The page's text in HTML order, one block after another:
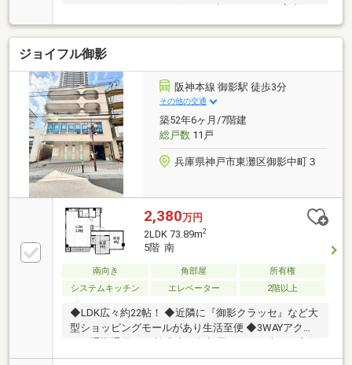
フォーム完成後のお引渡！（令和8年9月完成予定）・
キッチン・バスルーム・トイレ・洗面台・給湯器・ク
ロス・フローリング・建具など新調！■LDKに床暖房新
設！■71㎡／3LDK。各居室収納スペースあり。■LDK
はゆったり16帖超え。開口部が多く、日当・通風良
好！＜その他周辺環境＞・市立住吉小学校…徒歩12
分・市立住吉中学校…徒歩26分・幼保連携認定こども
園神戸夢…徒歩5分・Maxvalu…徒歩4分・セブンイレブ
ン…徒歩5分
ジョイフル御影
阪神本線 御影駅 徒歩3分
その他の交通
築52年6ヶ月/7階建
総戸数11戸
兵庫県神戸市東灘区御影中町３
2,380万円
2LDK 73.89m2
5階 南
南向き 角部屋
所有権
システムキッチン
エレベーター 2階以上
◆LDK広々約22帖！ ◆近隣に『御影クラッセ』など大
型ショッピングモールがあり生活至便 ◆3WAYアクセ